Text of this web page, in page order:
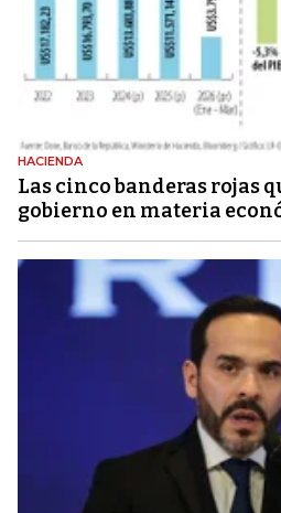
HACIENDA
Las cinco banderas rojas
gobierno en materia